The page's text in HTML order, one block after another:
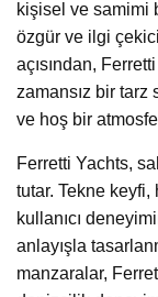
kişisel ve samimi
özgür ve ilgi
açısından,
zamansız bir tarz
ve hoş bir
Ferretti Yachts,
tutar. Tekne
kullanıcı
anlayışla
manzaralar,